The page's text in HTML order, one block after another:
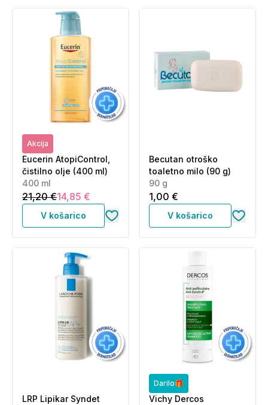
Akcija
Eucerin AtopiControl,
čistilno olje (400 ml)
400 ml
21,20 €14,85 €
V košarico
Becutan otroško
toaletno milo (90 g)
90 g
1,00 €
V košarico
LRP Lipikar Syndet
Darilo🎁
Vichy Dercos